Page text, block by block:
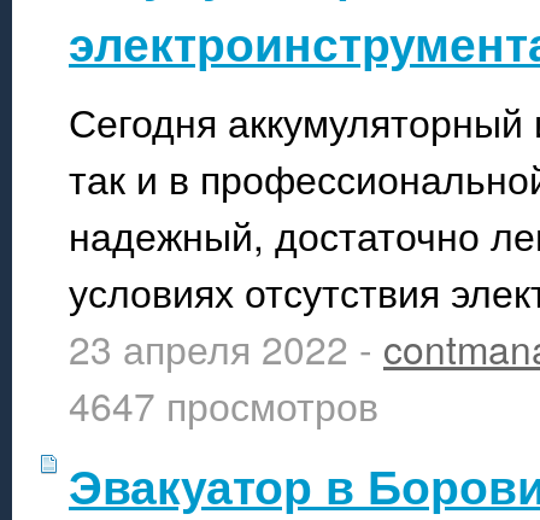
Сегодня аккумуляторный
так и в
надежный, достаточно
условиях отсутствия
23 апреля 2022 -
4647 просмотров
Эвакуатор в